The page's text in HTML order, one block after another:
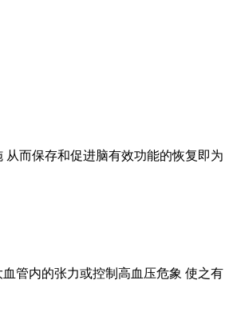
而保存和促进脑有效功能的恢复即为
管内的张力或控制高血压危象 使之有